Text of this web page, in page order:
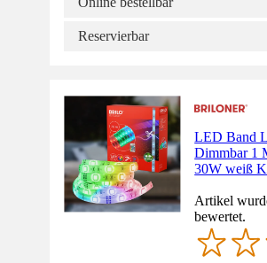
Reservierbar
LED Band
Dimmbar 1
30W weiß
Artikel
bewertet.